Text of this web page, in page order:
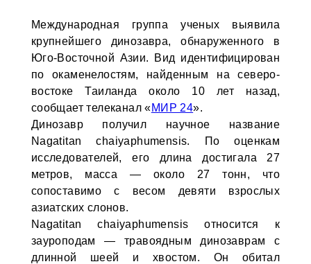
Международная группа ученых выявила
крупнейшего динозавра, обнаруженного в
Юго-Восточной Азии. Вид идентифицирован
по окаменелостям, найденным на северо-
востоке Таиланда около 10 лет назад,
сообщает телеканал «МИР 24».
Динозавр получил научное название
Nagatitan chaiyaphumensis. По оценкам
исследователей, его длина достигала 27
метров, масса — около 27 тонн, что
сопоставимо с весом девяти взрослых
азиатских слонов.
Nagatitan chaiyaphumensis относится к
зауроподам — травоядным динозаврам с
длинной шеей и хвостом. Он обитал